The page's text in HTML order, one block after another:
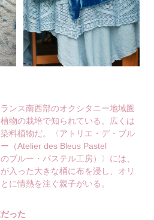
ンス南西部のオクシタニー地域圏
物の栽培で知られている。広くは
料植物だ。〈アトリエ・デ・ブル
（Atelier des Bleus Pastel
ブルー・パステル工房）〉には、
入った大きな桶に布を浸し、オリ
に情熱を注ぐ親子がいる。
った